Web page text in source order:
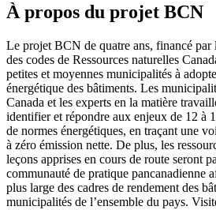
À propos du projet BCN
Le projet BCN de quatre ans, financé par
des codes de Ressources naturelles
petites et moyennes municipalités à
énergétique des bâtiments. Les
Canada et les experts en la matière
identifier et répondre aux enjeux de 12 à
de normes énergétiques, en traçant une
à zéro émission nette. De plus, les
leçons apprises en cours de route seront
communauté de pratique pancanadienne
plus large des cadres de rendement des
municipalités de l’ensemble du pays.